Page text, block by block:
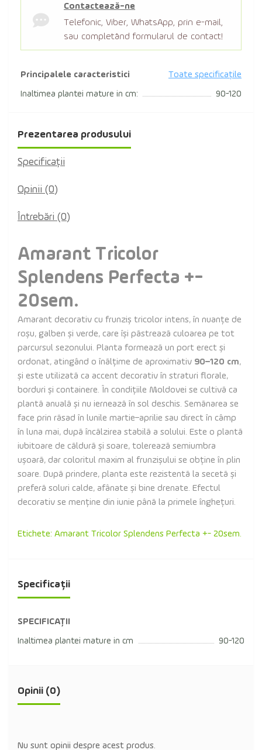
Principalele caracteristici Toate specificațile
Inaltimea plantei mature in cm: 90-120
Contactează-ne
Telefonic, Viber, WhatsApp, prin e-mail,
sau completând formularul de contact!
Prezentarea produsului
Specificaţii
Opinii (0)
Întrebări (0)
Amarant Tricolor
Splendens Perfecta +-
20sem.
Amarant decorativ cu frunziș tricolor intens, în nuanțe de
roșu, galben și verde, care își păstrează culoarea pe tot
parcursul sezonului. Planta formează un port erect și
ordonat, atingând o înălțime de aproximativ 90–120 cm,
și este utilizată ca accent decorativ în straturi florale,
borduri și containere. În condițiile Moldovei se cultivă ca
plantă anuală și nu iernează în sol deschis. Semănarea se
face prin răsad în lunile martie–aprilie sau direct în câmp
în luna mai, după încălzirea stabilă a solului. Este o plantă
iubitoare de căldură și soare, tolerează semiumbra
ușoară, dar coloritul maxim al frunzișului se obține în plin
soare. După prindere, planta este rezistentă la secetă și
preferă soluri calde, afânate și bine drenate. Efectul
decorativ se menține din iunie până la primele înghețuri.
Etichete: Amarant Tricolor Splendens Perfecta +- 20sem.
Specificații
SPECIFICAȚII
Inaltimea plantei mature in cm 90-120
Opinii (0)
Nu sunt opinii despre acest produs.